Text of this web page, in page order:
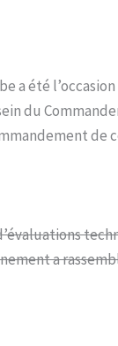
a été
du
de
a